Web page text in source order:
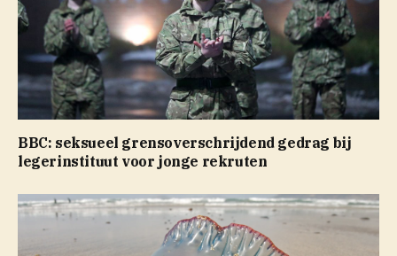
BBC: seksueel grensoverschrijdend gedrag bij
legerinstituut voor jonge rekruten